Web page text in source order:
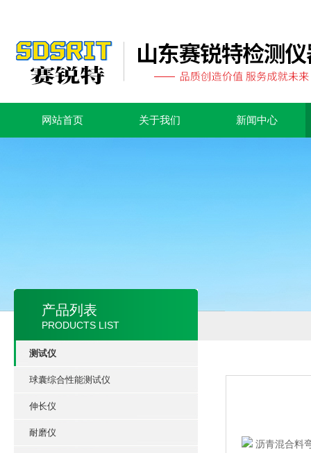
网站首页 关于我们 新闻中心
产品列表
PRODUCTS LIST
测试仪
球囊综合性能测试仪
伸长仪
耐磨仪